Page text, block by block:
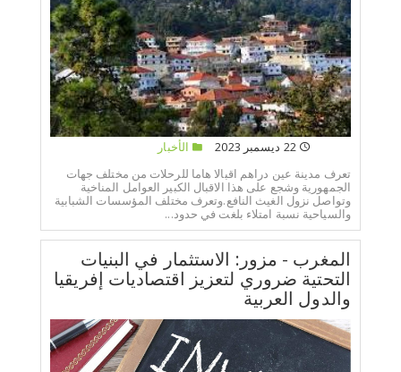
الأخبار
تعرف مدينة عين دراهم اقبالا هاما للرحلات من مختلف جهات
الجمهورية وشجع على هذا الاقبال الكبير العوامل المناخية
وتواصل نزول الغيث النافع.وتعرف مختلف المؤسسات الشبابية
والسياحية نسبة امتلاء بلغت في حدود...
المغرب - مزور: الاستثمار في البنيات
التحتية ضروري لتعزيز اقتصاديات إفريقيا
والدول العربية